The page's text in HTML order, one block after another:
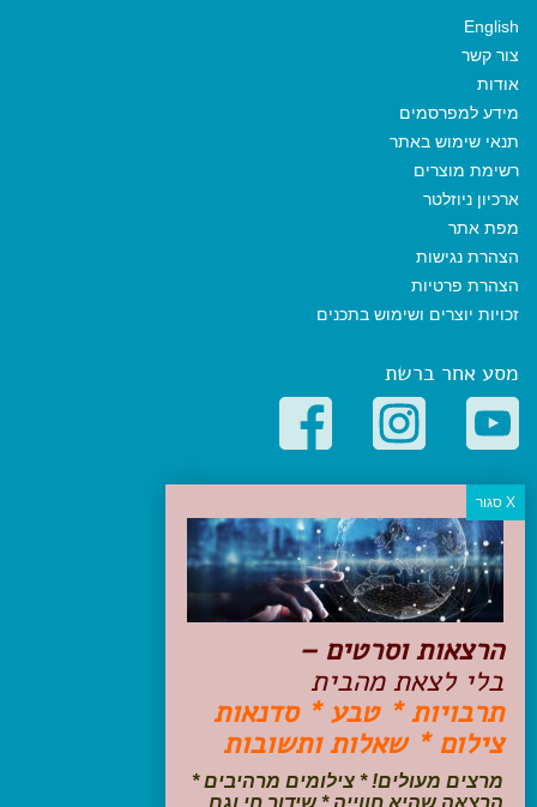
English
צור קשר
אודות
מידע למפרסמים
תנאי שימוש באתר
רשימת מוצרים
ארכיון ניוזלטר
מפת אתר
הצהרת נגישות
הצהרת פרטיות
זכויות יוצרים ושימוש בתכנים
מסע אחר ברשת
קטגוריות פופולריות
יעדים
טיולים בישראל
מלונות בוטיק בישראל
טיפים והמלצות
הכנות לנסיעה
טיולי ג'יפים
טיולים עם ילדים
שייט, הפלגות, קרוזים
הרצאות וסרטים –
בלי לצאת מהבית
תרבויות * טבע * סדנאות
צילום * שאלות ותשובות
מרצים מעולים! * צילומים מרהיבים *
הרצאה שהיא חווייה * שידור חי וגם